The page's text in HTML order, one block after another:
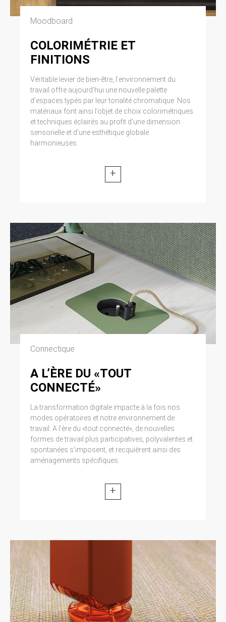
Moodboard
COLORIMÉTRIE ET
FINITIONS
Véritable levier de bien-être, l’environnement du
travail offre aujourd’hui une nouvelle palette
d’espaces typés par leur tonalité chromatique. Nos
matériaux font ainsi l’objet de choix colorimétriques
et techniques éclairés au profit d’une dimension
sensorielle et d’une esthétique globale
harmonieuses.
+
Connectique
A L’ÈRE DU «TOUT
CONNECTÉ»
La transformation digitale impacte à la fois nos
modes opératoires et notre environnement de
travail. A l’ère du «tout connecté», de nouvelles
formes de travail plus participatives, polyvalentes et
spontanées s’imposent, et recquièrent ainsi des
aménagements spécifiques.
+